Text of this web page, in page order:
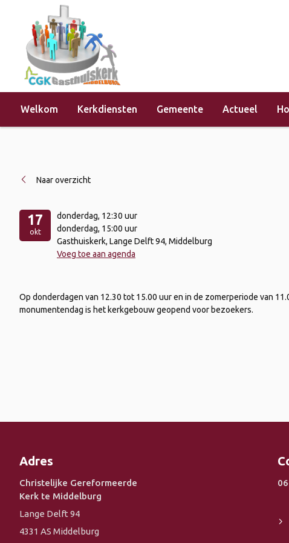
Welkom Kerkdiensten Gemeente Actueel
Home »Evenementen »Open Kerk
Naar overzicht
17
okt
donderdag, 12:30 uur
donderdag, 15:00 uur
Gasthuiskerk, Lange Delft 94, Middelburg
Voeg toe aan agenda
Op donderdagen van 12.30 tot 15.00 uur en in de zomerperiode van
monumentendag is het kerkgebouw geopend voor bezoekers.
Adres
Christelijke Gereformeerde
Kerk te Middelburg
Lange Delft 94
4331 AS Middelburg